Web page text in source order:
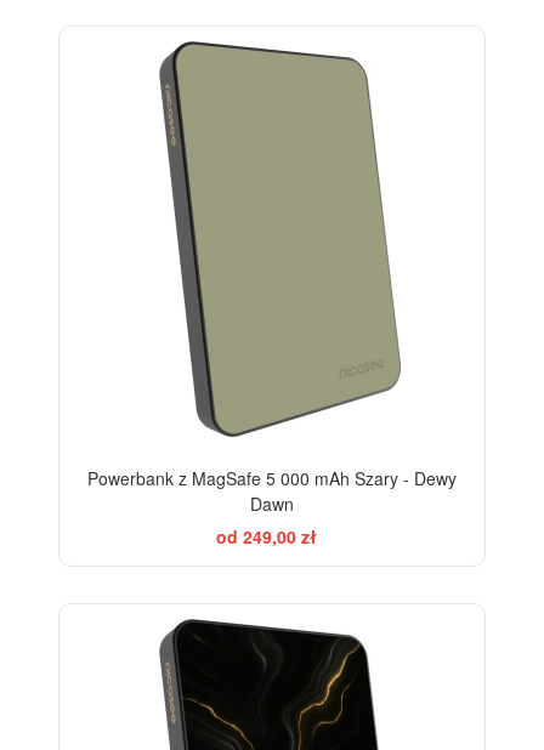
Powerbank z MagSafe 5 000 mAh Szary - Dewy
Dawn
od 249,00 zł